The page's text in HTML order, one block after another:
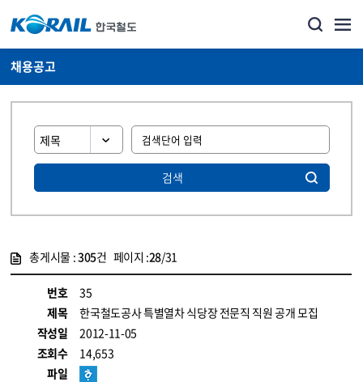
채용공고
검색
총게시물 :305건 페이지 :28/31
번호
35
제목
한국철도공사 특별열차 식당장 전문직 직원 공개 모집
작성일
2012-11-05
조회수
14,653
파일